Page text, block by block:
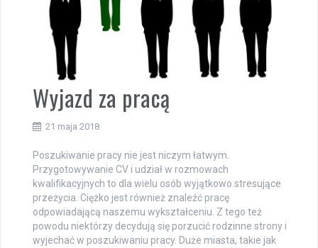
Wyjazd za pracą
21 maja 2018
Poszukiwanie pracy nie jest niczym łatwym.
Przygotowywanie CV i udział w rozmowach
kwalifikacyjnych to dla wielu osób wyjątkowo stresujące
przeżycia. Ciężko jest również znaleźć pracę
odpowiadającą naszemu wykształceniu. Z tego też
powodu niektórzy decydują się porzucić rodzinne strony i
wyjechać w poszukiwaniu pracy. Duże miasta, takie jak